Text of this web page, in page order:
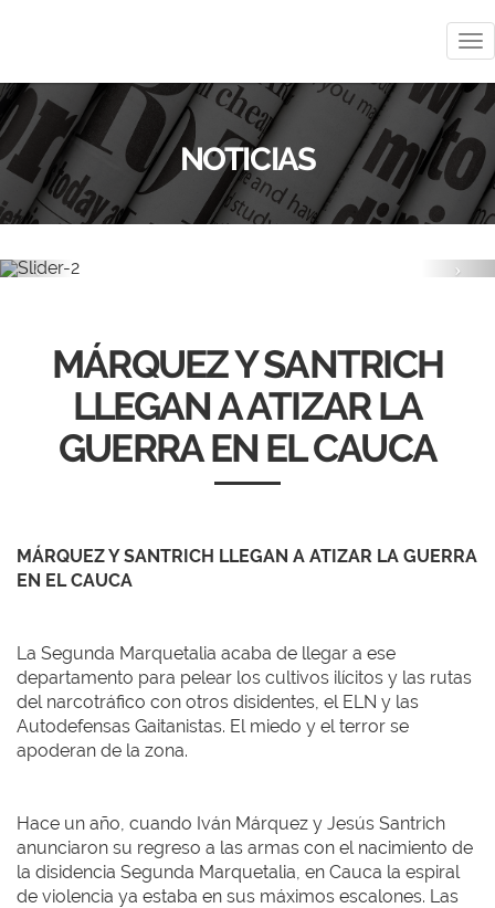
NOTICIAS
Previous
MÁRQUEZ Y SANTRICH
LLEGAN A ATIZAR LA
GUERRA EN EL CAUCA
MÁRQUEZ Y SANTRICH LLEGAN A ATIZAR LA GUERRA
EN EL CAUCA
La Segunda Marquetalia acaba de llegar a ese
departamento para pelear los cultivos ilícitos y las rutas
del narcotráfico con otros disidentes, el ELN y las
Autodefensas Gaitanistas. El miedo y el terror se
apoderan de la zona.
Hace un año, cuando Iván Márquez y Jesús Santrich
anunciaron su regreso a las armas con el nacimiento de
la disidencia Segunda Marquetalia, en Cauca la espiral
de violencia ya estaba en sus máximos escalones. Las